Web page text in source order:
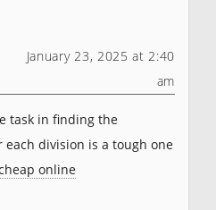
January 23, 2025 at 2:40
am
task in finding the
division is a tough one
online